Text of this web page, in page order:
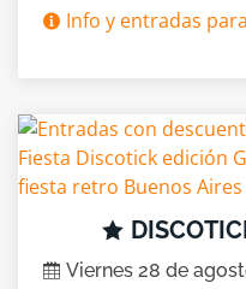
Info y entradas
Viernes 28 de